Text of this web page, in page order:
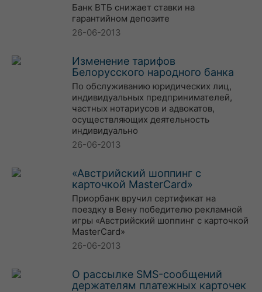
Банк ВТБ снижает ставки на
гарантийном депозите
26-06-2013
Изменение тарифов
Белорусского народного банка
По обслуживанию юридических лиц,
индивидуальных предпринимателей,
частных нотариусов и адвокатов,
осуществляющих деятельность
индивидуально
26-06-2013
«Австрийский шоппинг с
карточкой MasterCard»
Приорбанк вручил сертификат на
поездку в Вену победителю рекламной
игры «Австрийский шоппинг с карточкой
MasterCard»
26-06-2013
О рассылке SMS-сообщений
держателям платежных карточек